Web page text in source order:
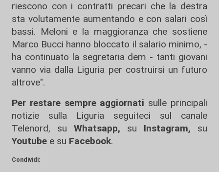
riescono con i contratti precari che la destra
sta volutamente aumentando e con salari così
bassi. Meloni e la maggioranza che sostiene
Marco Bucci hanno bloccato il salario minimo, -
ha continuato la segretaria dem - tanti giovani
vanno via dalla Liguria per costruirsi un futuro
altrove".
Per restare sempre aggiornati sulle principali
notizie sulla Liguria seguiteci sul canale
Telenord, su
Whatsapp, su Instagram, su
Youtube e su Facebook.
Condividi: